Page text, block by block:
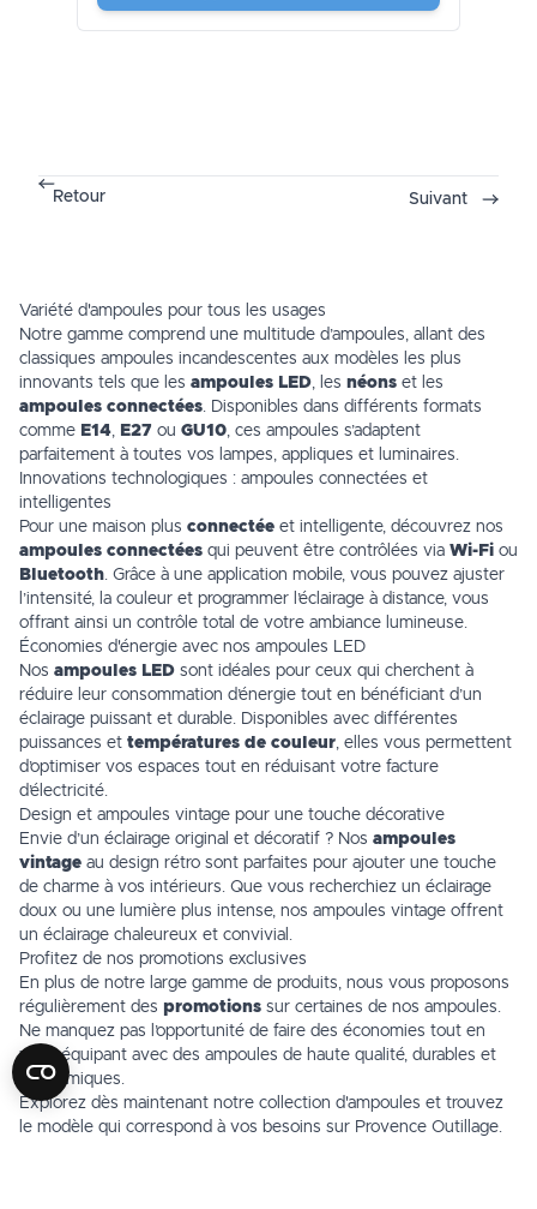
Retour Suivant
Variété d'ampoules pour tous les usages
Notre gamme comprend une multitude d’ampoules, allant des
classiques ampoules incandescentes aux modèles les plus
innovants tels que les ampoules LED, les néons et les
ampoules connectées. Disponibles dans différents formats
comme E14, E27 ou GU10, ces ampoules s’adaptent
parfaitement à toutes vos lampes, appliques et luminaires.
Innovations technologiques : ampoules connectées et
intelligentes
Pour une maison plus connectée et intelligente, découvrez nos
ampoules connectées qui peuvent être contrôlées via Wi-Fi ou
Bluetooth. Grâce à une application mobile, vous pouvez ajuster
l’intensité, la couleur et programmer l’éclairage à distance, vous
offrant ainsi un contrôle total de votre ambiance lumineuse.
Économies d'énergie avec nos ampoules LED
Nos ampoules LED sont idéales pour ceux qui cherchent à
réduire leur consommation d’énergie tout en bénéficiant d’un
éclairage puissant et durable. Disponibles avec différentes
puissances et températures de couleur, elles vous permettent
d’optimiser vos espaces tout en réduisant votre facture
d’électricité.
Design et ampoules vintage pour une touche décorative
Envie d’un éclairage original et décoratif ? Nos ampoules
vintage au design rétro sont parfaites pour ajouter une touche
de charme à vos intérieurs. Que vous recherchiez un éclairage
doux ou une lumière plus intense, nos ampoules vintage offrent
un éclairage chaleureux et convivial.
Profitez de nos promotions exclusives
En plus de notre large gamme de produits, nous vous proposons
régulièrement des promotions sur certaines de nos ampoules.
Ne manquez pas l’opportunité de faire des économies tout en
vous équipant avec des ampoules de haute qualité, durables et
économiques.
Explorez dès maintenant notre collection d'ampoules et trouvez
le modèle qui correspond à vos besoins sur Provence Outillage.